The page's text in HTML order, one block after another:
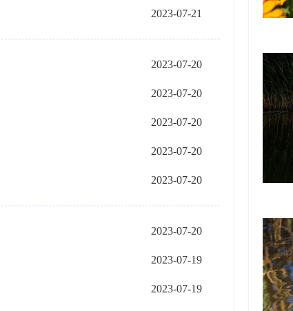
2023-07-21
2023-07-20
2023-07-20
2023-07-20
2023-07-20
2023-07-20
2023-07-20
2023-07-19
2023-07-19